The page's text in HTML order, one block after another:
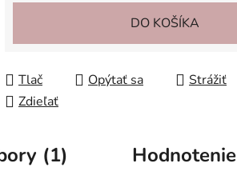
DO KOŠÍKA
Tlač Opýtať sa
Strážiť
Zdieľať
(1)
Hodnotenie